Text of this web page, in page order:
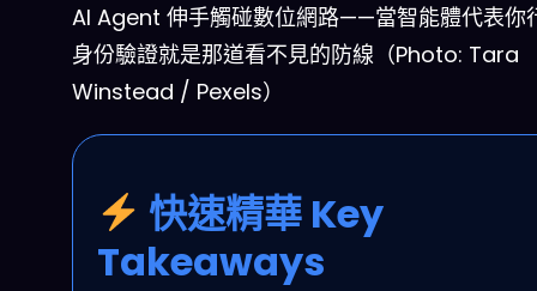
AI Agent 伸手觸碰數位網路——當智能體代表你
身份驗證就是那道看不見的防線（Photo: Tara
Winstead / Pexels）
快速精華 Key
Takeaways